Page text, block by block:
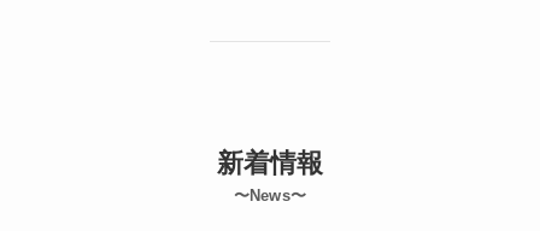
新着情報
〜News〜